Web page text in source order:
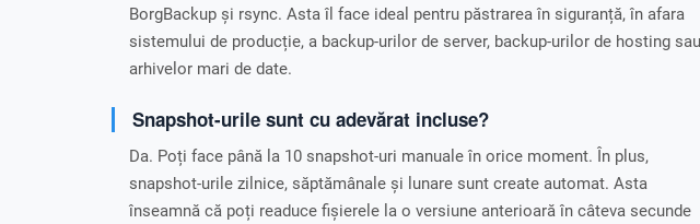
BorgBackup și rsync. Asta îl face ideal pentru păstrarea în siguranță, în afara
sistemului de producție, a backup-urilor de server, backup-urilor de hosting sau
arhivelor mari de date.
Snapshot-urile sunt cu adevărat incluse?
Da. Poți face până la 10 snapshot-uri manuale în orice moment. În plus,
snapshot-urile zilnice, săptămânale și lunare sunt create automat. Asta
înseamnă că poți readuce fișierele la o versiune anterioară în câteva secunde